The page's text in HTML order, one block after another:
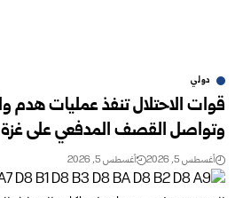
دولي
قوات الاحتلال تنفذ عمليات هدم
وتواصل القصف المدفعي على غزة
أغسطس 5, 2026 أغسطس 5, 2026